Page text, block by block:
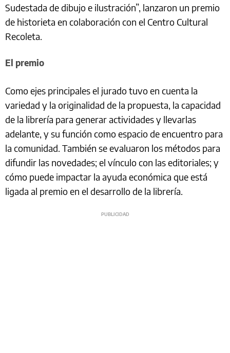
Sudestada de dibujo e ilustración”, lanzaron un premio
de historieta en colaboración con el Centro Cultural
Recoleta.
El premio
Como ejes principales el jurado tuvo en cuenta la
variedad y la originalidad de la propuesta, la capacidad
de la librería para generar actividades y llevarlas
adelante, y su función como espacio de encuentro para
la comunidad. También se evaluaron los métodos para
difundir las novedades; el vínculo con las editoriales; y
cómo puede impactar la ayuda económica que está
ligada al premio en el desarrollo de la librería.